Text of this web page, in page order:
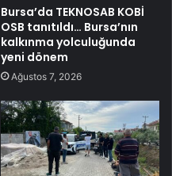
Bursa’da TEKNOSAB KOBİ
OSB tanıtıldı… Bursa’nın
kalkınma yolculuğunda
yeni dönem
Ağustos 7, 2026